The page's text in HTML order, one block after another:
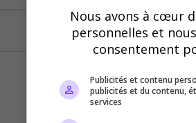
Nous avons à cœur
personnelles et
consentement
Publicités et contenu
publicités et du contenu,
services